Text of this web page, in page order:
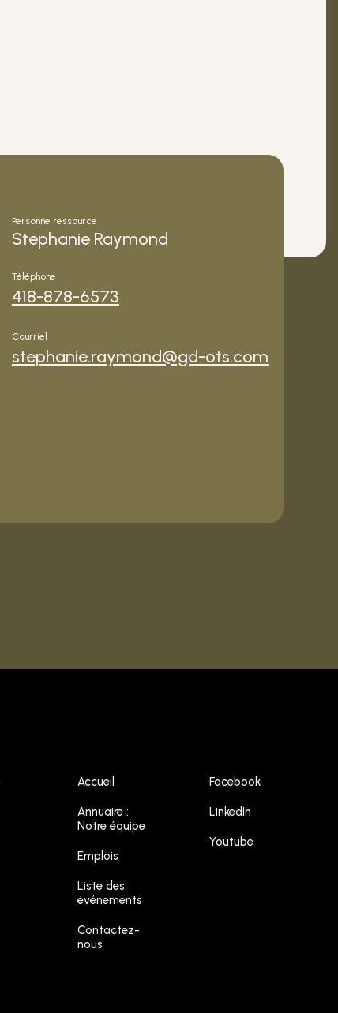
Personne ressource
Stephanie Raymond
Téléphone
418-878-6573
Courriel
stephanie.raymond@gd-ots.com
Accueil
Annuaire :
Notre équipe
Emplois
Liste des
événements
Contactez-
nous
Facebook
LinkedIn
Youtube